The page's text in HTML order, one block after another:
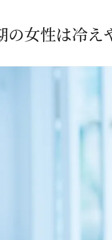
の女性は冷え